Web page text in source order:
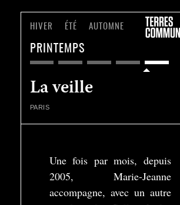
HIVER ÉTÉ AUTOMNE
PRINTEMPS
La veille
PARIS
Une fois par mois, depuis
2005, Marie-Jeanne
accompagne, avec un autre
-04:41